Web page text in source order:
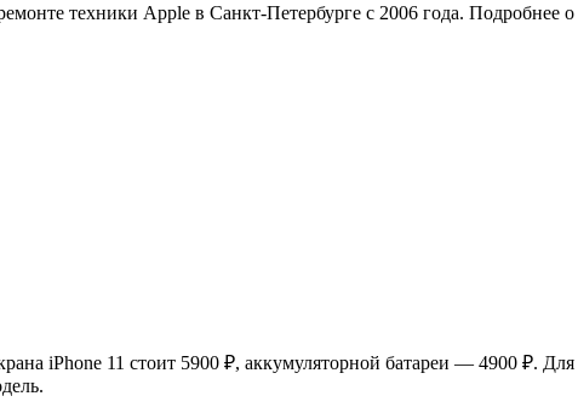
техники Apple в Санкт-Петербурге с 2006 года.
iPhone 11 стоит 5900 ₽, аккумуляторной батареи — 4900 ₽.